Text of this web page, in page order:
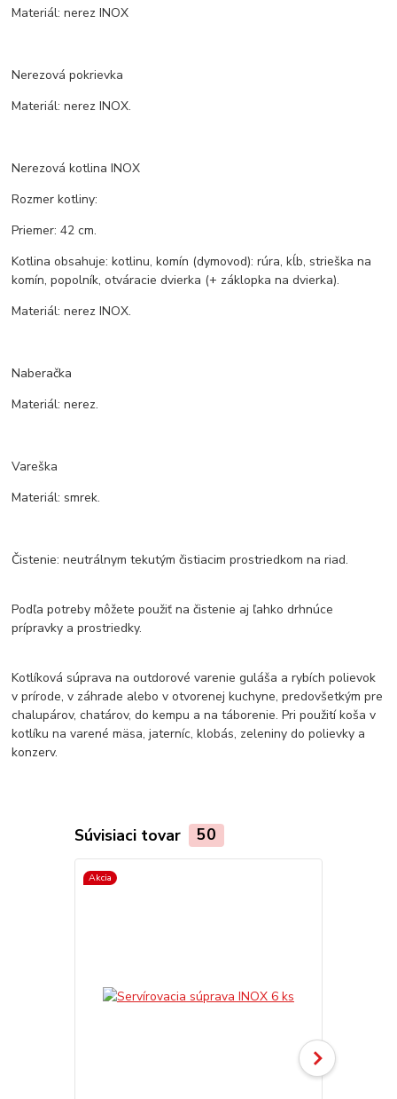
Materiál: nerez INOX
Nerezová pokrievka
Materiál: nerez INOX.
Nerezová kotlina INOX
Rozmer kotliny:
Priemer: 42 cm.
Kotlina obsahuje: kotlinu, komín (dymovod): rúra, kĺb, strieška na
komín, popolník, otváracie dvierka (+ záklopka na dvierka).
Materiál: nerez INOX.
Naberačka
Materiál: nerez.
Vareška
Materiál: smrek.
Čistenie: neutrálnym tekutým čistiacim prostriedkom na riad.
Podľa potreby môžete použiť na čistenie aj ľahko drhnúce
prípravky a prostriedky.
Kotlíková súprava na outdorové varenie guláša a rybích polievok
v prírode, v záhrade alebo v otvorenej kuchyne, predovšetkým pre
chalupárov, chatárov, do kempu a na táborenie. Pri použití koša v
kotlíku na varené mäsa, jaterníc, klobás, zeleniny do polievky a
konzerv.
Súvisiaci tovar 50
Akcia